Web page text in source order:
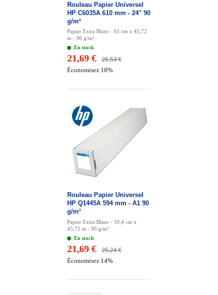
Rouleau Papier Universel
HP C6035A 610 mm - 24" 90
g/m²
Papier Extra Blanc - 61 cm x 45,72
m - 90 g/m²
En stock
26,53 €
21,69 €
Économisez 18%
Rouleau Papier Universel
HP Q1445A 594 mm - A1 90
g/m²
Papier Extra Blanc - 59,4 cm x
45,72 m - 90 g/m²
En stock
25,24 €
21,69 €
Économisez 14%